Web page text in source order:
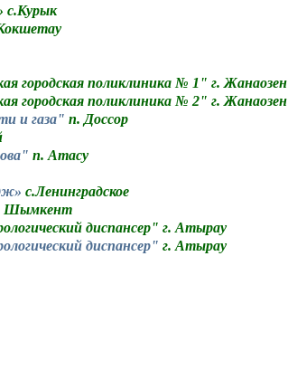
с.Курык
городская поликлиника № 1" г. Жанаозен
городская поликлиника № 2" г. Жанаозен
и газа" п. Доссор
п. Атасу
с.Ленинградское
Шымкент
диспансер" г. Атырау
диспансер" г. Атырау